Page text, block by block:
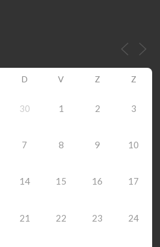
D V Z Z
30 1 2 3
7 8 9 10
14 15 16 17
21 22 23 24